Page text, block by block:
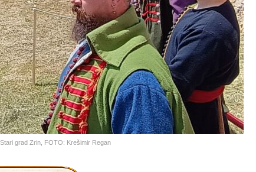
grad Zrin, FOTO: Krešimir Regan